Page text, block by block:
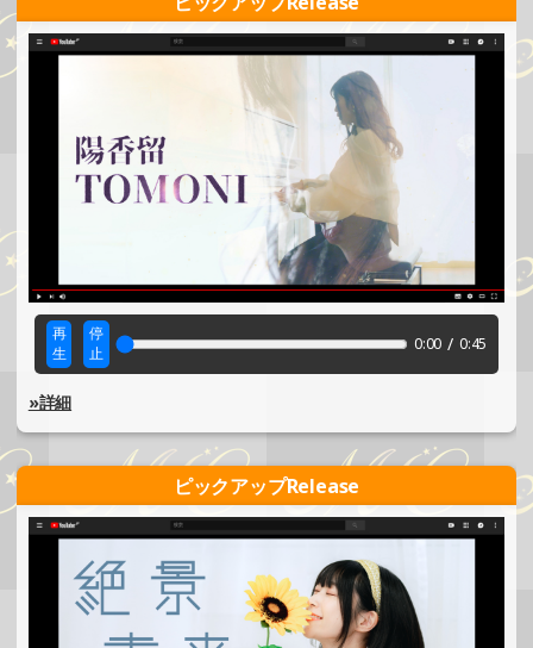
再
生
停
止
0:00 / 0:45
»詳細
ピックアップRelease